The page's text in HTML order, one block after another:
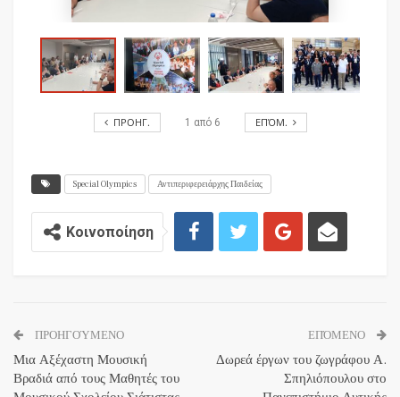
ΠΡΟΗΓ. 1 από 6 ΕΠΌΜ.
Special Olympics Αντιπεριφερειάρχης Παιδείας
Κοινοποίηση
ΠΡΟΗΓΟΎΜΕΝΟ
Μια Αξέχαστη Μουσική
Βραδιά από τους Μαθητές του
ΕΠΌΜΕΝΟ
Δωρεά έργων του ζωγράφου Α.
Σπηλιόπουλου στο